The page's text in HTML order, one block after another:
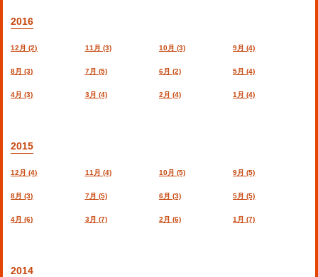
2016
12月 (2) 11月 (3) 10月 (3) 9月 (4)
8月 (3) 7月 (5) 6月 (2) 5月 (4)
4月 (3) 3月 (4) 2月 (4) 1月 (4)
2015
12月 (4) 11月 (4) 10月 (5) 9月 (5)
8月 (3) 7月 (5) 6月 (3) 5月 (5)
4月 (6) 3月 (7) 2月 (6) 1月 (7)
2014